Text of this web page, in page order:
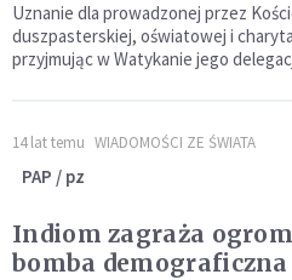
Uznanie dla prowadzonej przez
duszpasterskiej, oświatowej i
przyjmując w Watykanie jego
14 lat temu WIADOMOŚCI ZE ŚWIATA
PAP / pz
Indiom zagraża
bomba demograficzna